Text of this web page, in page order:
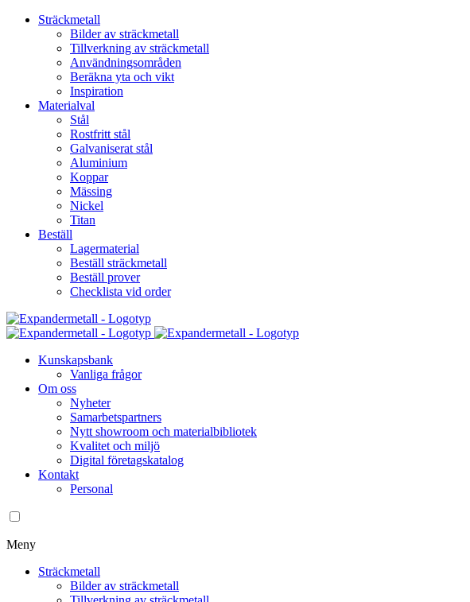
Sträckmetall
Bilder av sträckmetall
Tillverkning av sträckmetall
Användningsområden
Beräkna yta och vikt
Inspiration
Materialval
Stål
Rostfritt stål
Galvaniserat stål
Aluminium
Koppar
Mässing
Nickel
Titan
Beställ
Lagermaterial
Beställ sträckmetall
Beställ prover
Checklista vid order
Kunskapsbank
Vanliga frågor
Om oss
Nyheter
Samarbetspartners
Nytt showroom och materialbibliotek
Kvalitet och miljö
Digital företagskatalog
Kontakt
Personal
Meny
Sträckmetall
Bilder av sträckmetall